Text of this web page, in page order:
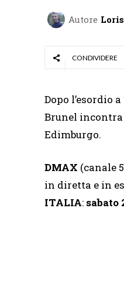
Autore
CONDIVIDERE
Dopo l’esordio
Brunel
Edimburgo.
DMAX (canale
in diretta e in
ITALIA: sabato